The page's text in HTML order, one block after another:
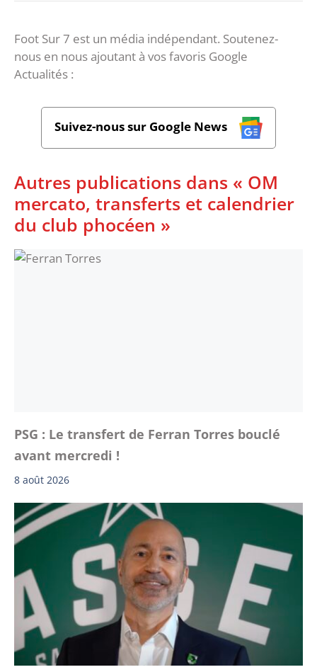
Foot Sur 7 est un média indépendant. Soutenez-
nous en nous ajoutant à vos favoris Google
Actualités :
Suivez-nous sur Google News
Autres publications dans « OM
mercato, transferts et calendrier
du club phocéen »
PSG : Le transfert de Ferran Torres bouclé
avant mercredi !
8 août 2026